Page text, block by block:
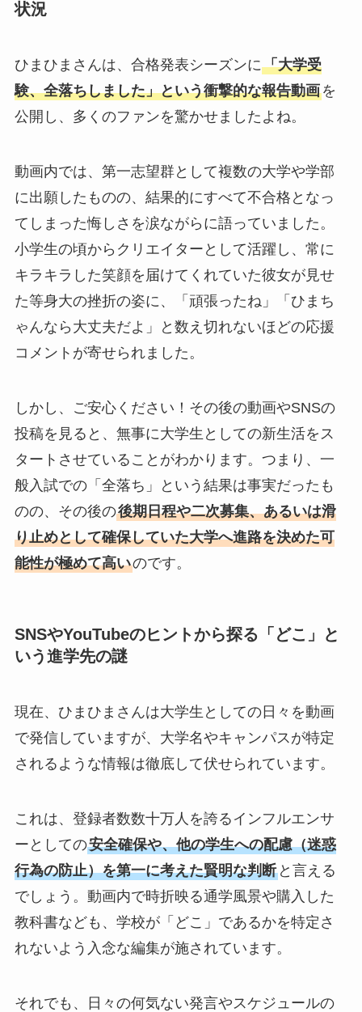
状況
ひまひまさんは、合格発表シーズンに「大学受
験、全落ちしました」という衝撃的な報告動画を
公開し、多くのファンを驚かせましたよね。
動画内では、第一志望群として複数の大学や学部
に出願したものの、結果的にすべて不合格となっ
てしまった悔しさを涙ながらに語っていました。
小学生の頃からクリエイターとして活躍し、常に
キラキラした笑顔を届けてくれていた彼女が見せ
た等身大の挫折の姿に、「頑張ったね」「ひまち
ゃんなら大丈夫だよ」と数え切れないほどの応援
コメントが寄せられました。
しかし、ご安心ください！その後の動画やSNSの
投稿を見ると、無事に大学生としての新生活をス
タートさせていることがわかります。つまり、一
般入試での「全落ち」という結果は事実だったも
のの、その後の後期日程や二次募集、あるいは滑
り止めとして確保していた大学へ進路を決めた可
能性が極めて高いのです。
SNSやYouTubeのヒントから探る「どこ」と
いう進学先の謎
現在、ひまひまさんは大学生としての日々を動画
で発信していますが、大学名やキャンパスが特定
されるような情報は徹底して伏せられています。
これは、登録者数数十万人を誇るインフルエンサ
ーとしての安全確保や、他の学生への配慮（迷惑
行為の防止）を第一に考えた賢明な判断と言える
でしょう。動画内で時折映る通学風景や購入した
教科書なども、学校が「どこ」であるかを特定さ
れないよう入念な編集が施されています。
それでも、日々の何気ない発言やスケジュールの